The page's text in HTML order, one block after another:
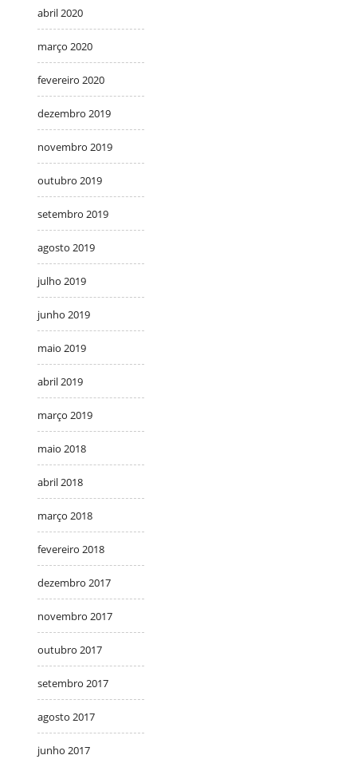
abril 2020
março 2020
fevereiro 2020
dezembro 2019
novembro 2019
outubro 2019
setembro 2019
agosto 2019
julho 2019
junho 2019
maio 2019
abril 2019
março 2019
maio 2018
abril 2018
março 2018
fevereiro 2018
dezembro 2017
novembro 2017
outubro 2017
setembro 2017
agosto 2017
junho 2017